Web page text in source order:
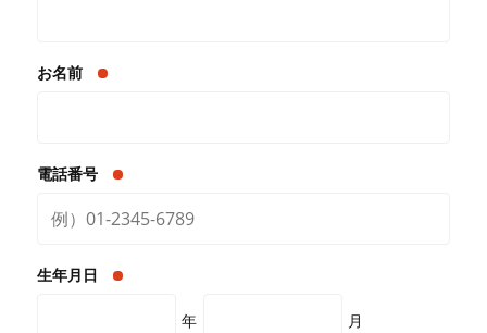
お名前
電話番号
生年月日
年 月